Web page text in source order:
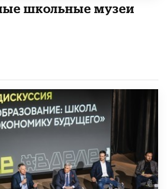
школьные музеи